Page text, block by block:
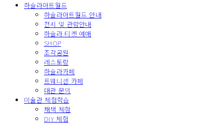
하슬라아트월드
하슬라아트월드 안내
전시 및 관람안내
하슬라 티켓 예매
SHOP
조각공원
레스토랑
하슬라카페
트웨니센 카페
대관 문의
미술관 체험학습
채색 체험
DIY 체험